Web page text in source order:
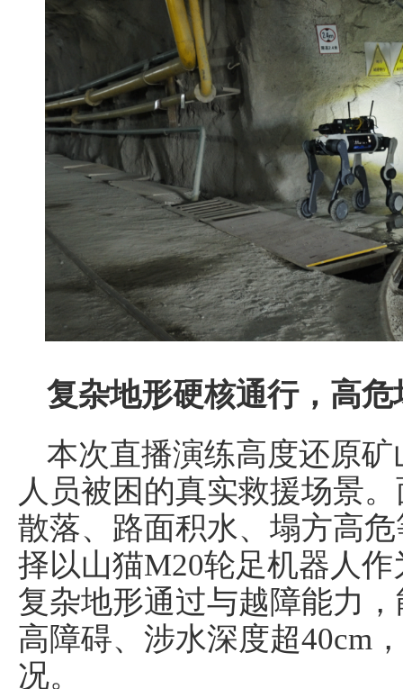
复杂地形硬核通行， 高危
本次直播演练高度还原
人员被困的真实救援场景
散落、路面积水、塌方高
择以山猫M20轮足机器人
复杂地形通过与越障能力
高障碍、涉水深度超40cm
况。